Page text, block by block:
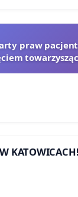
praw
KATOWICACH!